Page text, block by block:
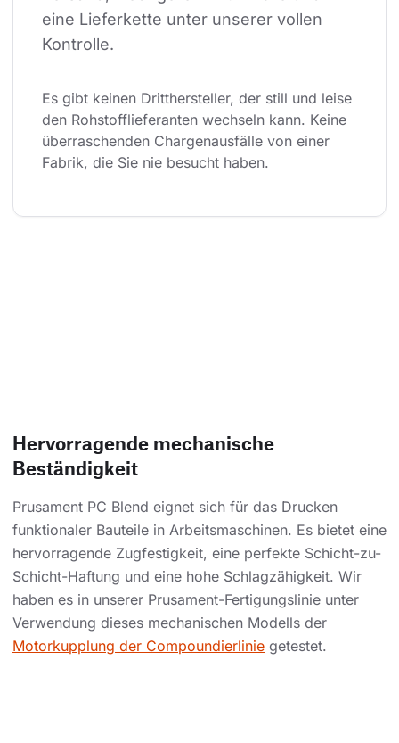
eine Lieferkette unter unserer vollen
Kontrolle.
Es gibt keinen Dritthersteller, der still und leise
den Rohstofflieferanten wechseln kann. Keine
überraschenden Chargenausfälle von einer
Fabrik, die Sie nie besucht haben.
Hervorragende mechanische
Beständigkeit
Prusament PC Blend eignet sich für das Drucken
funktionaler Bauteile in Arbeitsmaschinen. Es bietet eine
hervorragende Zugfestigkeit, eine perfekte Schicht-zu-
Schicht-Haftung und eine hohe Schlagzähigkeit. Wir
haben es in unserer Prusament-Fertigungslinie unter
Verwendung dieses mechanischen Modells der
Motorkupplung der Compoundierlinie getestet.